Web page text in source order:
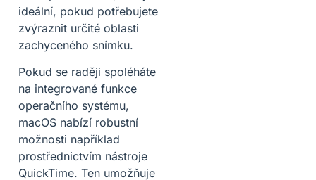
ideální, pokud potřebujete
zvýraznit určité oblasti
zachyceného snímku.
Pokud se raději spoléháte
na integrované funkce
operačního systému,
macOS nabízí robustní
možnosti například
prostřednictvím nástroje
QuickTime. Ten umožňuje